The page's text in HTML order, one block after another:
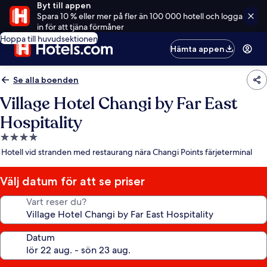
Byt till appen
Spara 10 % eller mer på fler än 100 000 hotell och logga
in för att tjäna förmåner
Hoppa till huvudsektionen
Hämta appen
Se alla boenden
Village Hotel Changi by Far East
Hospitality
4.0-
stjärnigt
Hotell vid stranden med restaurang nära Changi Points färjeterminal
Välj datum för att se priser
Vart reser du?
Datum